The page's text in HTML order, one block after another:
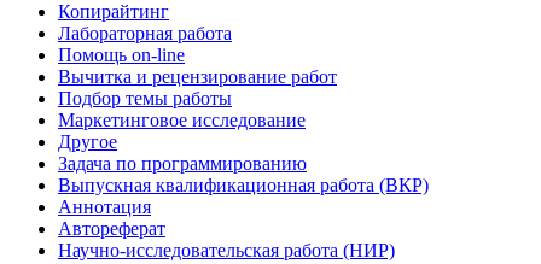
Копирайтинг
Лабораторная работа
Помощь on-line
Вычитка и рецензирование работ
Подбор темы работы
Маркетинговое исследование
Другое
Задача по программированию
Выпускная квалификационная работа (ВКР)
Аннотация
Автореферат
Научно-исследовательская работа (НИР)